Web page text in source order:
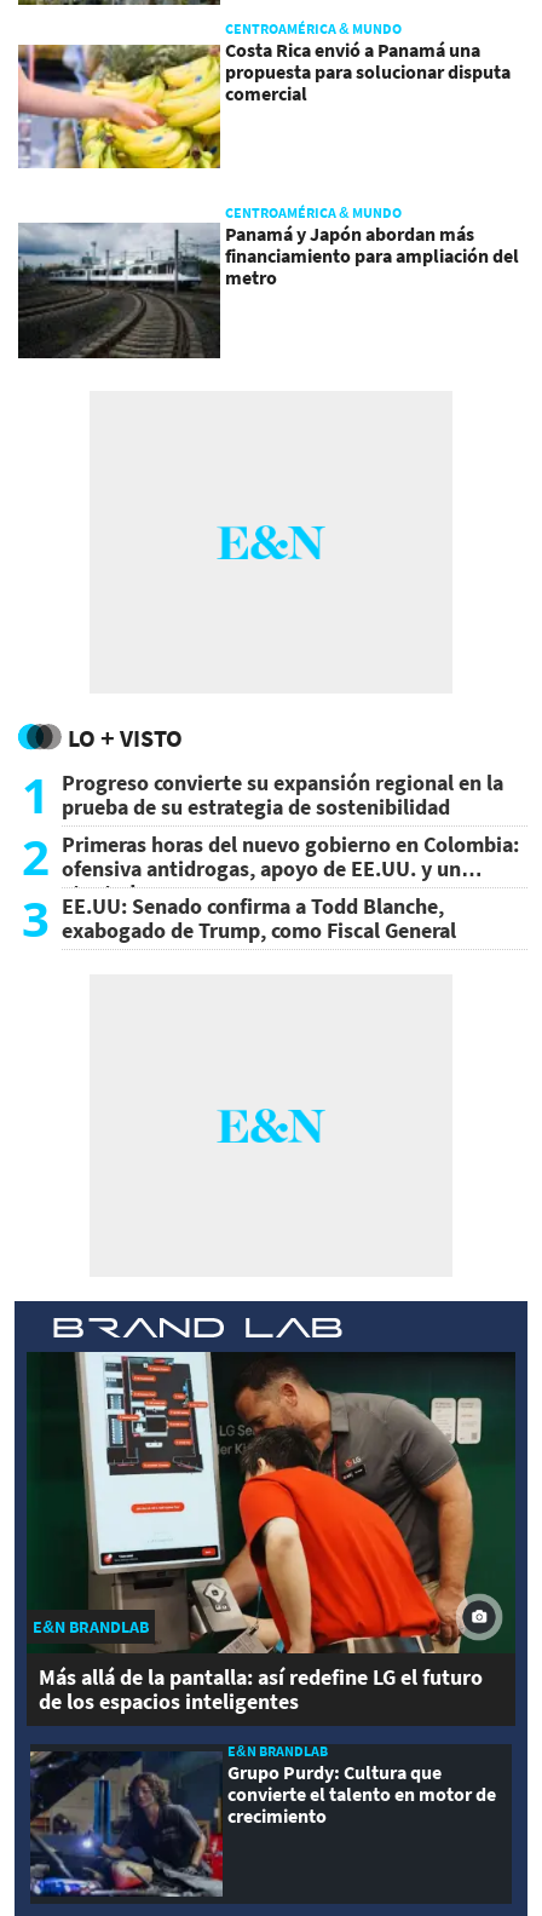
CENTROAMÉRICA & MUNDO
Costa Rica envió a Panamá una
propuesta para solucionar disputa
comercial
CENTROAMÉRICA & MUNDO
Panamá y Japón abordan más
financiamiento para ampliación del
metro
LO + VISTO
1
Progreso convierte su expansión regional en la
prueba de su estrategia de sostenibilidad
2 Primeras horas del nuevo gobierno en Colombia:
ofensiva antidrogas, apoyo de EE.UU. y un
atentado
3 EE.UU: Senado confirma a Todd Blanche,
exabogado de Trump, como Fiscal General
E&N BRANDLAB
Más allá de la pantalla: así redefine LG el futuro
de los espacios inteligentes
E&N BRANDLAB
Grupo Purdy: Cultura que
convierte el talento en motor de
crecimiento